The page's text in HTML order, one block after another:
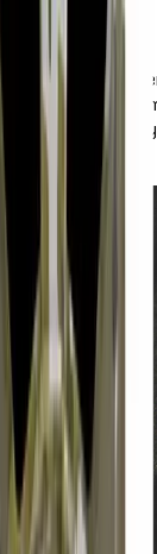
kurulum
ve
– gerisini
tüm